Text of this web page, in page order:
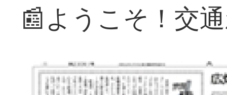
📰ようこそ！交